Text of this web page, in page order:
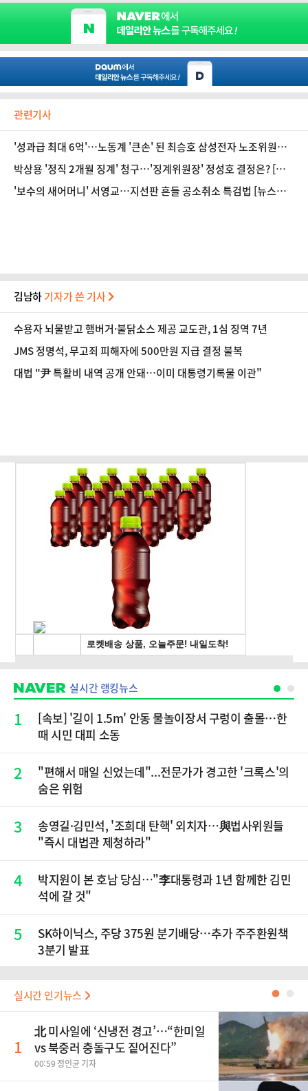
관련기사
'성과급 최대 6억'…노동계 '큰손' 된 최승호 삼성전자 노조위원장
[뉴스속인물]
박상용 '정직 2개월 징계' 청구…'징계위원장' 정성호 결정은? [뉴
스속인물]
'보수의 새어머니' 서영교…지선판 흔들 공소취소 특검법 [뉴스속
김남하기자가 쓴 기사
수용자 뇌물받고 햄버거·불닭소스 제공 교도관, 1심 징역 7년
JMS 정명석, 무고죄 피해자에 500만원 지급 결정 불복
대법 "尹 특활비 내역 공개 안돼…이미 대통령기록물 이관"
실시간 랭킹뉴스
1
[속보] '길이 1.5m' 안동 물놀이장서 구렁이 출몰…한
때 시민 대피 소동
2
"편해서 매일 신었는데"...전문가가 경고한 '크록스'의
숨은 위험
3
송영길·김민석, '조희대 탄핵' 외치자…與법사위원들
"즉시 대법관 제청하라"
4
박지원이 본 호남 당심…"李대통령과 1년 함께한 김민
석에 갈 것"
5
SK하이닉스, 주당 375원 분기배당…추가 주주환원책
3분기 발표
실시간 인기뉴스 ●
1
北 미사일에 ‘신냉전 경고’…“한미일
vs 북중러 충돌구도 짙어진다”
00:59 정인균 기자